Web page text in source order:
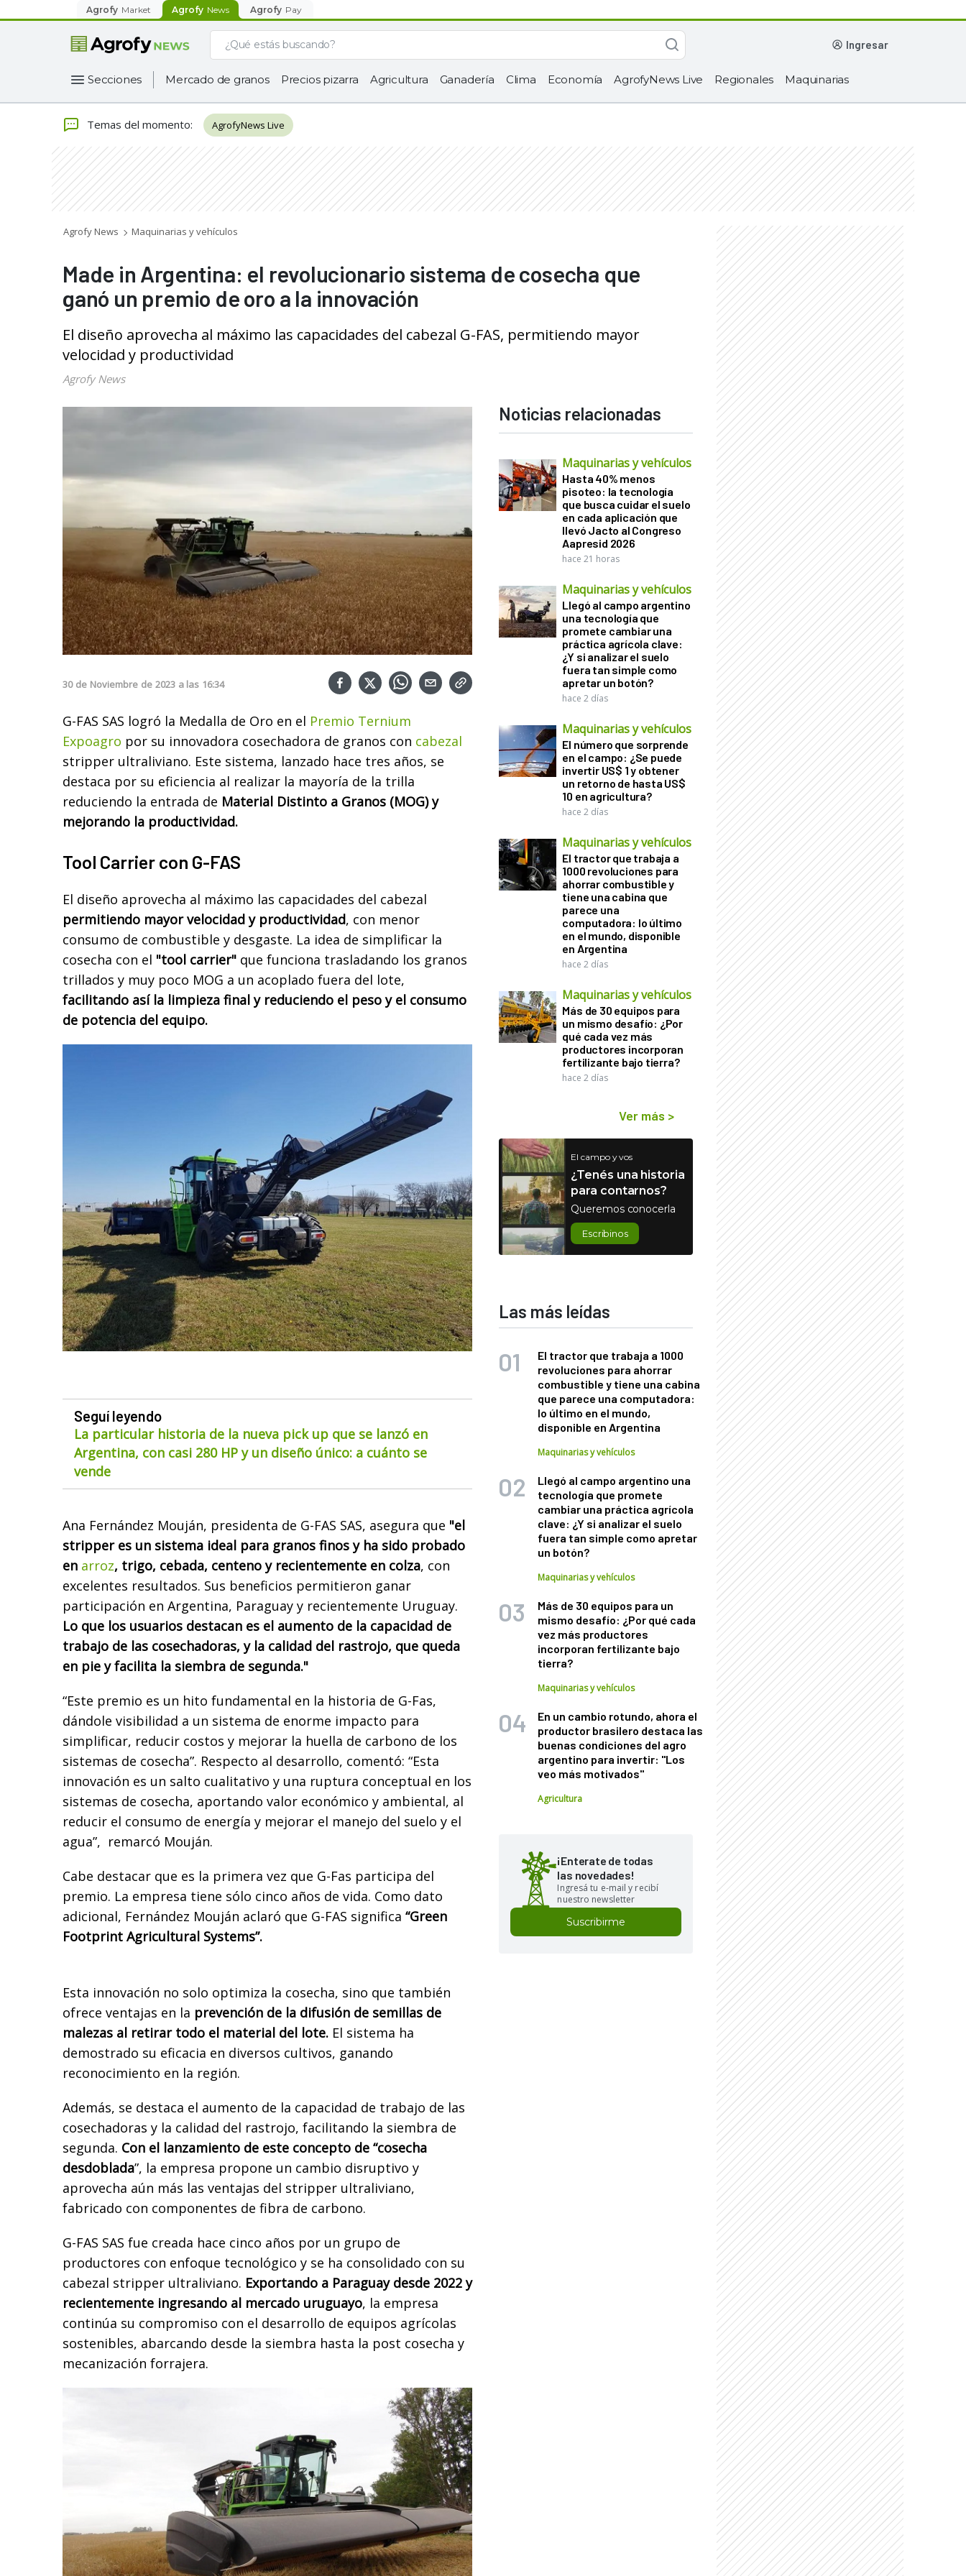
Agrofy Market Agrofy News Agrofy Pay
ingresar
Secciones Mercado de granos Precios pizarra Agricultura Ganadería Clima Economía AgrofyNews Live Regionales Maquinarias
Temas del momento: AgrofyNews Live
Agrofy News Maquinarias y vehículos
Made in Argentina: el revolucionario sistema de cosecha que
ganó un premio de oro a la innovación
El diseño aprovecha al máximo las capacidades del cabezal G-FAS, permitiendo mayor
velocidad y productividad
Agrofy News
30 de Noviembre de 2023 a las 16:34
G-FAS SAS logró la Medalla de Oro en el Premio Ternium
Expoagro por su innovadora cosechadora de granos con cabezal
stripper ultraliviano. Este sistema, lanzado hace tres años, se
destaca por su eficiencia al realizar la mayoría de la trilla
reduciendo la entrada de Material Distinto a Granos (MOG) y
mejorando la productividad.
Tool Carrier con G-FAS
El diseño aprovecha al máximo las capacidades del cabezal
permitiendo mayor velocidad y productividad, con menor
consumo de combustible y desgaste. La idea de simplificar la
cosecha con el "tool carrier" que funciona trasladando los granos
trillados y muy poco MOG a un acoplado fuera del lote,
facilitando así la limpieza final y reduciendo el peso y el consumo
de potencia del equipo.
Seguí leyendo
La particular historia de la nueva pick up que se lanzó en
Argentina, con casi 280 HP y un diseño único: a cuánto se
vende
Ana Fernández Mouján, presidenta de G-FAS SAS, asegura que "el
stripper es un sistema ideal para granos finos y ha sido probado
en arroz, trigo, cebada, centeno y recientemente en colza, con
excelentes resultados. Sus beneficios permitieron ganar
participación en Argentina, Paraguay y recientemente Uruguay.
Lo que los usuarios destacan es el aumento de la capacidad de
trabajo de las cosechadoras, y la calidad del rastrojo, que queda
en pie y facilita la siembra de segunda."
“Este premio es un hito fundamental en la historia de G-Fas,
dándole visibilidad a un sistema de enorme impacto para
simplificar, reducir costos y mejorar la huella de carbono de los
sistemas de cosecha”. Respecto al desarrollo, comentó: “Esta
innovación es un salto cualitativo y una ruptura conceptual en los
sistemas de cosecha, aportando valor económico y ambiental, al
reducir el consumo de energía y mejorar el manejo del suelo y el
agua”, remarcó Mouján.
Cabe destacar que es la primera vez que G-Fas participa del
premio. La empresa tiene sólo cinco años de vida. Como dato
adicional, Fernández Mouján aclaró que G-FAS significa “Green
Footprint Agricultural Systems”.
Esta innovación no solo optimiza la cosecha, sino que también
ofrece ventajas en la prevención de la difusión de semillas de
malezas al retirar todo el material del lote. El sistema ha
demostrado su eficacia en diversos cultivos, ganando
reconocimiento en la región.
Además, se destaca el aumento de la capacidad de trabajo de las
cosechadoras y la calidad del rastrojo, facilitando la siembra de
segunda. Con el lanzamiento de este concepto de “cosecha
desdoblada”, la empresa propone un cambio disruptivo y
aprovecha aún más las ventajas del stripper ultraliviano,
fabricado con componentes de fibra de carbono.
G-FAS SAS fue creada hace cinco años por un grupo de
productores con enfoque tecnológico y se ha consolidado con su
cabezal stripper ultraliviano. Exportando a Paraguay desde 2022 y
recientemente ingresando al mercado uruguayo, la empresa
continúa su compromiso con el desarrollo de equipos agrícolas
sostenibles, abarcando desde la siembra hasta la post cosecha y
mecanización forrajera.
Noticias relacionadas
Maquinarias y vehículos
Hasta 40% menos
pisoteo: la tecnología
que busca cuidar el suelo
en cada aplicación que
llevó Jacto al Congreso
Aapresid 2026
hace 21 horas
Maquinarias y vehículos
Llegó al campo argentino
una tecnología que
promete cambiar una
práctica agrícola clave:
¿Y si analizar el suelo
fuera tan simple como
apretar un botón?
hace 2 días
Maquinarias y vehículos
El número que sorprende
en el campo: ¿Se puede
invertir US$ 1 y obtener
un retorno de hasta US$
10 en agricultura?
hace 2 días
Maquinarias y vehículos
El tractor que trabaja a
1000 revoluciones para
ahorrar combustible y
tiene una cabina que
parece una
computadora: lo último
en el mundo, disponible
en Argentina
hace 2 días
Maquinarias y vehículos
Más de 30 equipos para
un mismo desafío: ¿Por
qué cada vez más
productores incorporan
fertilizante bajo tierra?
hace 2 días
Ver más >
El campo y vos
¿Tenés una historia
para contarnos?
Queremos conocerla
Escribinos
Las más leídas
El tractor que trabaja a 1000
revoluciones para ahorrar
combustible y tiene una cabina
que parece una computadora:
lo último en el mundo,
disponible en Argentina
Maquinarias y vehículos
Llegó al campo argentino una
tecnología que promete
cambiar una práctica agrícola
clave: ¿Y si analizar el suelo
fuera tan simple como apretar
un botón?
Maquinarias y vehículos
Más de 30 equipos para un
mismo desafío: ¿Por qué cada
vez más productores
incorporan fertilizante bajo
tierra?
Maquinarias y vehículos
En un cambio rotundo, ahora el
productor brasilero destaca las
buenas condiciones del agro
argentino para invertir: "Los
veo más motivados"
Agricultura
¡Enterate de todas
las novedades!
Ingresá tu e-mail y recibí
nuestro newsletter
Suscribirme